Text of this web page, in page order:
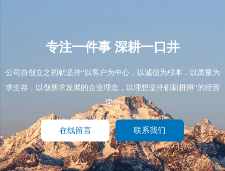
专注一件事 深耕一口井
公司自创立之初就坚持“以客户为中心，以诚信为根本，以质量为
求生存，以创新求发展的企业理念，以理想坚持创新拼搏”的经营
理念
在线留言 联系我们